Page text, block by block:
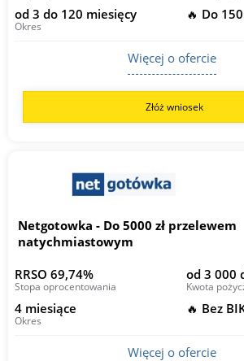
od 3 do 120 miesięcy
Okres
🔥 Do
Więcej o ofercie
Złóż wniosek
Netgotowka - Do 5000 zł przelewem
natychmiastowym
RRSO 69,74%
Stopa oprocentowania
od 3 000
Kwota
4 miesiące
Okres
🔥 Bez
Więcej o ofercie